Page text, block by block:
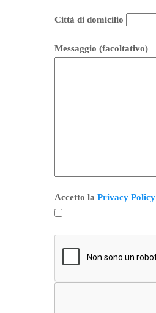
Città di domicilio
Messaggio (facoltativo)
Accetto la Privacy Policy